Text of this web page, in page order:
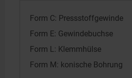
Form C: Pressstoffgewinde
Form E: Gewindebuchse
Form L: Klemmhülse
Form M: konische Bohrung